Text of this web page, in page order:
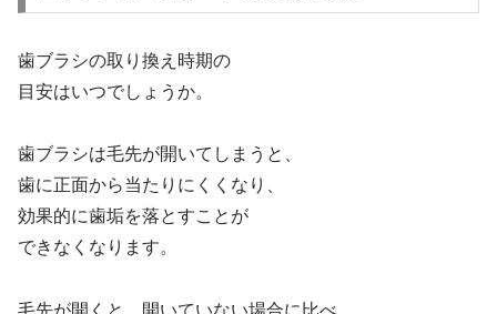
歯ブラシの取り換え時期の
目安はいつでしょうか。
歯ブラシは毛先が開いてしまうと、
歯に正面から当たりにくくなり、
効果的に歯垢を落とすことが
できなくなります。